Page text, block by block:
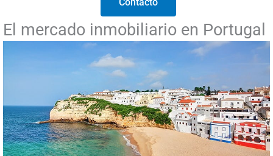
El mercado inmobiliario en Portugal